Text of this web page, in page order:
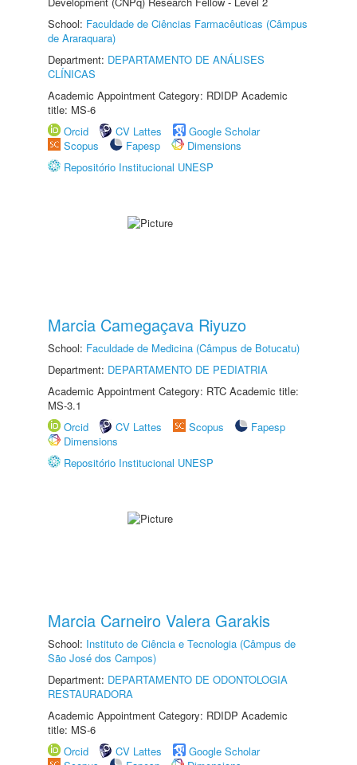
School: Faculdade de Ciências Farmacêuticas (Câmpus
de Araraquara)
Department: DEPARTAMENTO DE ANÁLISES
CLÍNICAS
Academic Appointment Category: RDIDP Academic
title: MS-6
Orcid
CV Lattes
Google Scholar
Scopus
Fapesp
Dimensions
Repositório Institucional UNESP
Marcia Camegaçava Riyuzo
School: Faculdade de Medicina (Câmpus de Botucatu)
Department: DEPARTAMENTO DE PEDIATRIA
Academic Appointment Category: RTC Academic title:
MS-3.1
Orcid
CV Lattes Scopus
Fapesp
Dimensions
Repositório Institucional UNESP
Marcia Carneiro Valera Garakis
School: Instituto de Ciência e Tecnologia (Câmpus de
São José dos Campos)
Department: DEPARTAMENTO DE ODONTOLOGIA
RESTAURADORA
Academic Appointment Category: RDIDP Academic
title: MS-6
Orcid
CV Lattes
Google Scholar